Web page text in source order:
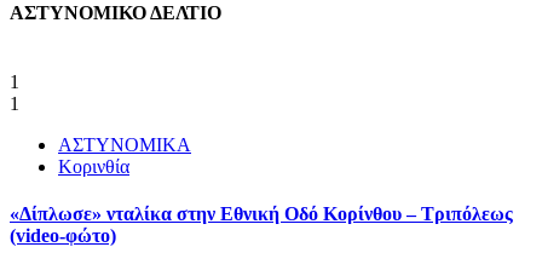
ΑΣΤΥΝΟΜΙΚΟ ΔΕΛΤΙΟ
1
1
ΑΣΤΥΝΟΜΙΚΑ
Κορινθία
«Δίπλωσε» νταλίκα στην Εθνική Oδό Κορίνθου – Τριπόλεως
(video-φώτο)